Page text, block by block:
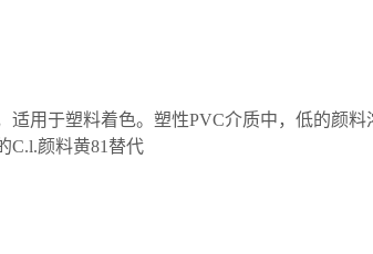
适用于塑料着色。塑性PVC介质中，低的颜
C.l.颜料黄81替代